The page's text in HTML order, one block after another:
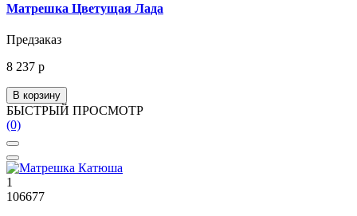
Матрешка Цветущая Лада
Предзаказ
8 237 р
В корзину
БЫСТРЫЙ ПРОСМОТР
(0)
1
106677